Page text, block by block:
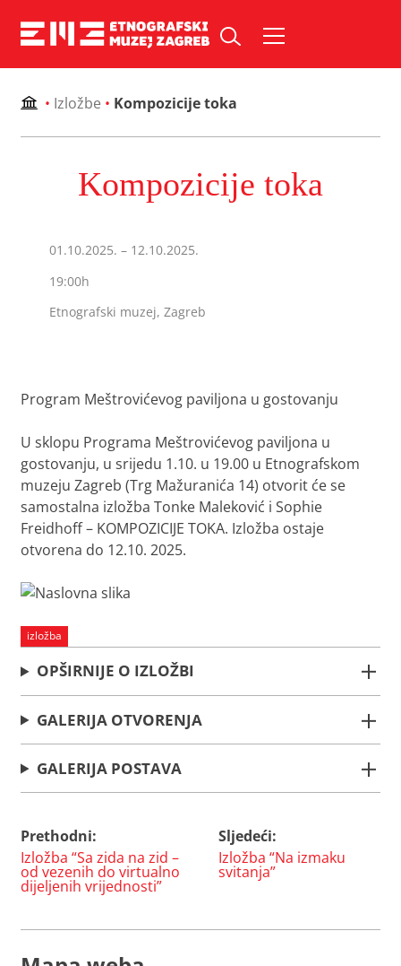
• Izložbe • Kompozicije toka
Kompozicije toka
01.10.2025. – 12.10.2025.
19:00h
Etnografski muzej, Zagreb
Program Meštrovićevog paviljona u gostovanju
U sklopu Programa Meštrovićevog paviljona u
gostovanju, u srijedu 1.10. u 19.00 u Etnografskom
muzeju Zagreb (Trg Mažuranića 14) otvorit će se
samostalna izložba Tonke Maleković i Sophie
Freidhoff – KOMPOZICIJE TOKA. Izložba ostaje
otvorena do 12.10. 2025.
izložba
OPŠIRNIJE O IZLOŽBI
GALERIJA OTVORENJA
GALERIJA POSTAVA
Navigacija
objava
Prethodni:
Izložba “Sa zida na zid –
od vezenih do virtualno
dijeljenih vrijednosti”
Sljedeći:
Izložba “Na izmaku
svitanja”